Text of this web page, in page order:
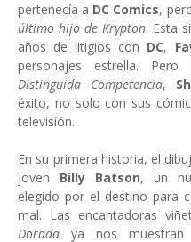
pertenecía a DC Comics,
último hijo de Krypton. Esta
años de litigios con DC,
personajes estrella.
Distinguida Competencia,
éxito, no solo con sus
televisión.
En su primera historia, el
joven Billy Batson, un
elegido por el destino para
mal. Las encantadoras
Dorada ya nos